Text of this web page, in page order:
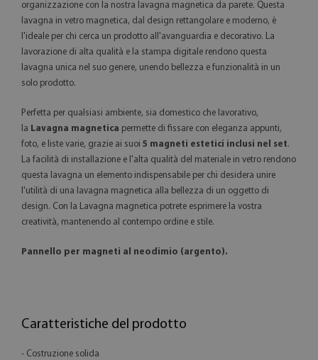
organizzazione con la nostra lavagna magnetica da parete. Questa
lavagna in vetro magnetica, dal design rettangolare e moderno, è
l'ideale per chi cerca un prodotto all'avanguardia e decorativo. La
lavorazione di alta qualità e la stampa digitale rendono questa
lavagna unica nel suo genere, unendo bellezza e funzionalità in un
solo prodotto.
Perfetta per qualsiasi ambiente, sia domestico che lavorativo,
la Lavagna magnetica permette di fissare con eleganza appunti,
foto, e liste varie, grazie ai suoi 5 magneti estetici inclusi nel set.
La facilità di installazione e l'alta qualità del materiale in vetro rendono
questa lavagna un elemento indispensabile per chi desidera unire
l'utilità di una lavagna magnetica alla bellezza di un oggetto di
design. Con la Lavagna magnetica potrete esprimere la vostra
creatività, mantenendo al contempo ordine e stile.
Pannello per magneti al neodimio (argento).
Caratteristiche del prodotto
- Costruzione solida